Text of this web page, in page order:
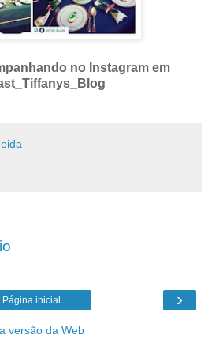
no Instagram em
›
Página inicial
versão da Web